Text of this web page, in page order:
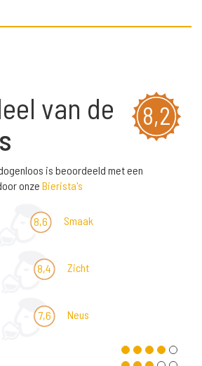
8,2
van de
is beoordeeld met een
onze Bierista's
8,6 Smaak
8,4 Zicht
7,6 Neus